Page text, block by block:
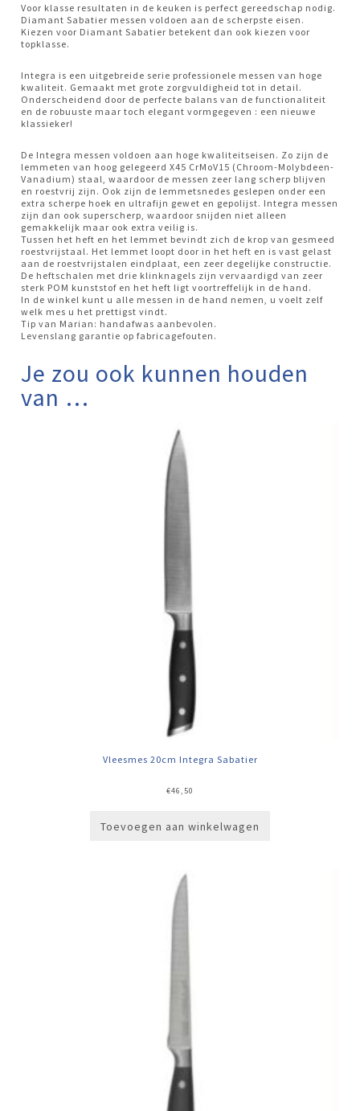
Voor klasse resultaten in de keuken is perfect gereedschap nodig.
Diamant Sabatier messen voldoen aan de scherpste eisen.
Kiezen voor Diamant Sabatier betekent dan ook kiezen voor
topklasse.
Integra is een uitgebreide serie professionele messen van hoge
kwaliteit. Gemaakt met grote zorgvuldigheid tot in detail.
Onderscheidend door de perfecte balans van de functionaliteit
en de robuuste maar toch elegant vormgegeven : een nieuwe
klassieker!
De Integra messen voldoen aan hoge kwaliteitseisen. Zo zijn de
lemmeten van hoog gelegeerd X45 CrMoV15 (Chroom-Molybdeen-
Vanadium) staal, waardoor de messen zeer lang scherp blijven
en roestvrij zijn. Ook zijn de lemmetsnedes geslepen onder een
extra scherpe hoek en ultrafijn gewet en gepolijst. Integra messen
zijn dan ook superscherp, waardoor snijden niet alleen
gemakkelijk maar ook extra veilig is.
Tussen het heft en het lemmet bevindt zich de krop van gesmeed
roestvrijstaal. Het lemmet loopt door in het heft en is vast gelast
aan de roestvrijstalen eindplaat, een zeer degelijke constructie.
De heftschalen met drie klinknagels zijn vervaardigd van zeer
sterk POM kunststof en het heft ligt voortreffelijk in de hand.
In de winkel kunt u alle messen in de hand nemen, u voelt zelf
welk mes u het prettigst vindt.
Tip van Marian: handafwas aanbevolen.
Levenslang garantie op fabricagefouten.
Je zou ook kunnen houden
van …
Vleesmes 20cm Integra Sabatier
€46,50
Toevoegen aan winkelwagen